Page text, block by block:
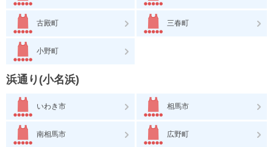
古殿町 三春町
小野町
浜通り(小名浜)
いわき市 相馬市
南相馬市 広野町